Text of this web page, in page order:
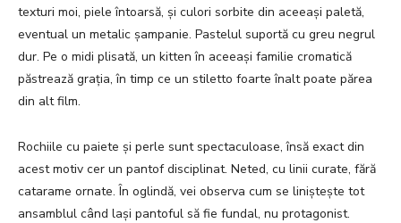
texturi moi, piele întoarsă, și culori sorbite din aceeași paletă,
eventual un metalic șampanie. Pastelul suportă cu greu negrul
dur. Pe o midi plisată, un kitten în aceeași familie cromatică
păstrează grația, în timp ce un stiletto foarte înalt poate părea
din alt film.
Rochiile cu paiete și perle sunt spectaculoase, însă exact din
acest motiv cer un pantof disciplinat. Neted, cu linii curate, fără
catarame ornate. În oglindă, vei observa cum se liniștește tot
ansamblul când lași pantoful să fie fundal, nu protagonist.